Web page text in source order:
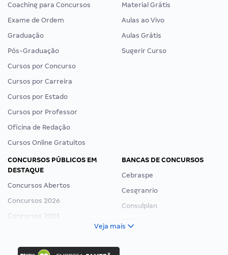
Coaching para Concursos
Exame de Ordem
Graduação
Pós-Graduação
Cursos por Concurso
Cursos por Carreira
Cursos por Estado
Cursos por Professor
Oficina de Redação
Cursos Online Gratuitos
Material Grátis
Aulas ao Vivo
Aulas Grátis
Sugerir Curso
CONCURSOS PÚBLICOS EM
DESTAQUE
Concursos Abertos
Concursos 2026
Concursos 2025
Concurso Ibama
BANCAS DE CONCURSOS
Cebraspe
Cesgranrio
Consulplan
Veja mais